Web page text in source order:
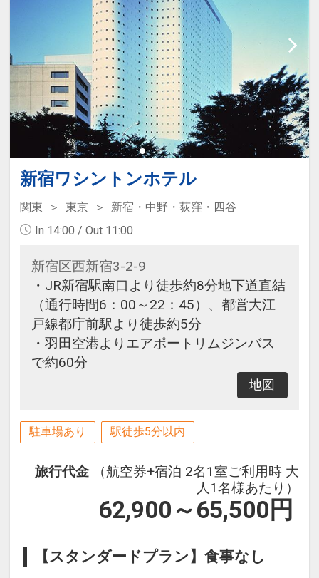
新宿ワシントンホテル
関東 東京
新宿・中野・荻窪・四谷
In 14:00 / Out 11:00
新宿区西新宿3-2-9
・JR新宿駅南口より徒歩約8分地下道直結
（通行時間6：00～22：45）、都営大江
戸線都庁前駅より徒歩約5分
・羽田空港よりエアポートリムジンバス
で約60分
地図
駐車場あり 駅徒歩5分以内
旅行代金
（航空券+宿泊 2名1室ご利用時 大
人1名様あたり）
62,900～65,500 円
【スタンダードプラン】食事なし